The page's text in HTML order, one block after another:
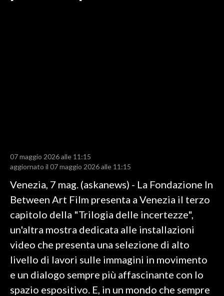
RISULTATI E CLASSIFICHE
CALCIO REGIONALE
BASKET
VOLLEY
MOTORI
TENNIS
ALTRI SPORT
CULTURA
07 maggio 2026 alle 11:15
aggiornato il 07 maggio 2026 alle 11:15
Venezia, 7 mag. (askanews) - La Fondazione In
Between Art Film presenta a Venezia il terzo
capitolo della "Trilogia delle incertezze",
un'altra mostra dedicata alle installazioni
video che presenta una selezione di alto
livello di lavori sulle immagini in movimento
e un dialogo sempre più affascinante con lo
spazio espositivo. E, in un mondo che sempre